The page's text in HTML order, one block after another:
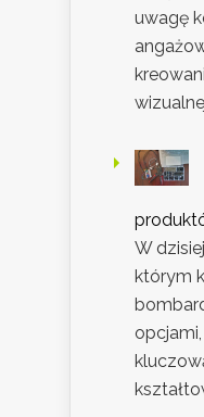
uwagę
W
którym